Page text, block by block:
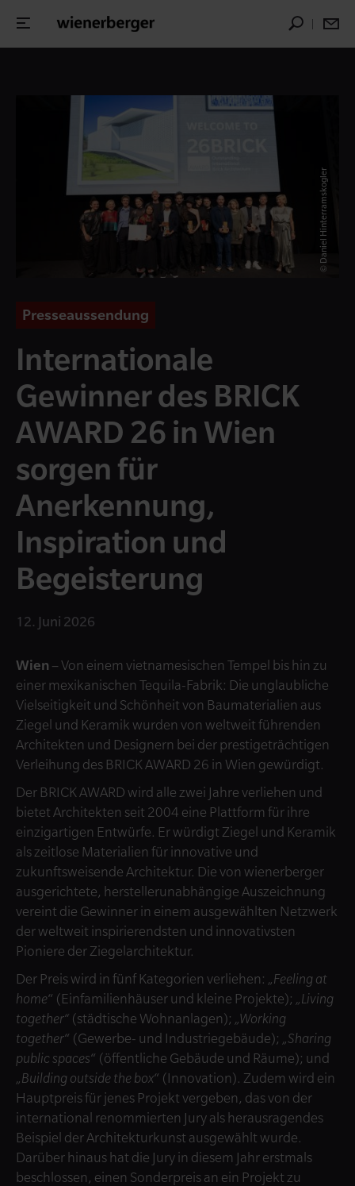
© Daniel Hinterramskogler
Presseaussendung
Internationale
Gewinner des BRICK
AWARD 26 in Wien
sorgen für
Anerkennung,
Inspiration und
Begeisterung
12. Juni 2026
Wien – Von einem vietnamesischen Tempel bis hin zu
einer mexikanischen Tequila-Fabrik: Die unglaubliche
Vielseitigkeit und Schönheit von Baumaterialien aus
Ziegel und Keramik wurden von weltweit führenden
Architekten und Designern bei der prestigeträchtigen
Verleihung des BRICK AWARD 26 in Wien gewürdigt.
Der BRICK AWARD wird alle zwei Jahre verliehen und
bietet Architekten seit 2004 eine Plattform für ihre
einzigartigen Entwürfe. Er würdigt Ziegel und Keramik
als zeitlose Materialien für innovative und
zukunftsweisende Architektur. Die von wienerberger
ausgerichtete, herstellerunabhängige Auszeichnung
vereint die Gewinner in einem ausgewählten Netzwerk
der weltweit inspirierendsten und innovativsten
Pioniere der Ziegelarchitektur.
Der Preis wird in fünf Kategorien verliehen: „Feeling at
home“ (Einfamilienhäuser und kleine Projekte); „Living
together“ (städtische Wohnanlagen); „Working
together“ (Gewerbe- und Industriegebäude); „Sharing
public spaces“ (öffentliche Gebäude und Räume); und
„Building outside the box“ (Innovation). Zudem wird ein
Hauptpreis für jenes Projekt vergeben, das von der
international renommierten Jury als herausragendes
Beispiel der Architekturkunst ausgewählt wurde.
Darüber hinaus hat die Jury in diesem Jahr erstmals
beschlossen, einen Sonderpreis an ein Projekt zu